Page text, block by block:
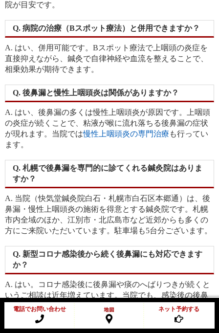
院が目安です。
Q. 病院の治療（Bスポット療法）と併用できますか？
A. はい、併用可能です。Bスポット療法で上咽頭の炎症を
直接抑えながら、鍼灸で自律神経や血流を整えることで、
相乗効果が期待できます。
Q. 後鼻漏と慢性上咽頭炎は関係がありますか？
A. はい、後鼻漏の多くは慢性上咽頭炎が原因です。上咽頭
の炎症が続くことで、粘液が喉に流れ落ちる後鼻漏の症状
が現れます。当院では慢性上咽頭炎の専門治療 も行ってい
ます。
Q. 札幌で後鼻漏を専門的に診てくれる鍼灸院はありま
すか？
A. 当院（快気堂鍼灸院白石・札幌市白石区本郷通）は、後
鼻漏・慢性上咽頭炎の施術を得意とする鍼灸院です。札幌
市内全域のほか、江別市・北広島市など近郊からも多くの
方にご来院いただいています。駐車場も5台分ございます。
Q. 新型コロナ感染後から続く後鼻漏にも対応できます
か？
A. はい。コロナ感染後に後鼻漏や痰のへばりつきが続くと
いうご相談は近年増えています。当院でも、感染後の後鼻
漏でEAT療法では変化を感じられなかった方が改善された
例があります（上記のお客様の声をご参照ください）。
電話でお問い合わせ ネット予約する